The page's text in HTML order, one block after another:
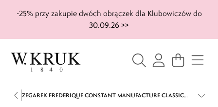
-25% przy zakupie dwóch obrączek dla Klubowiczów do
30.09.26 >>
ZEGAREK FREDERIQUE CONSTANT MANUFACTURE CLASSIC
FLYBACK CHRONOGRAPH